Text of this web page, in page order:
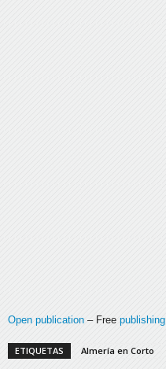
Open publication – Free publishing
ETIQUETAS Almería en Corto